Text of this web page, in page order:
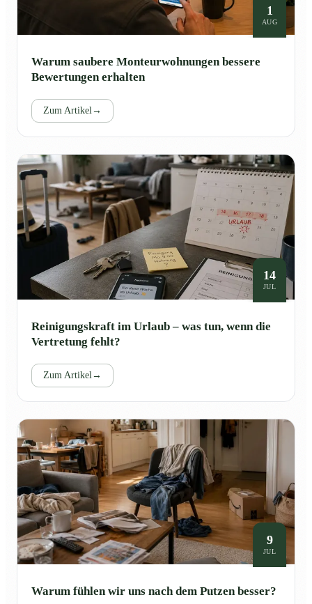
1
AUG
Warum saubere Monteurwohnungen bessere
Bewertungen erhalten
Zum Artikel →
14
JUL
Reinigungskraft im Urlaub – was tun, wenn die
Vertretung fehlt?
Zum Artikel →
9
JUL
Warum fühlen wir uns nach dem Putzen besser?